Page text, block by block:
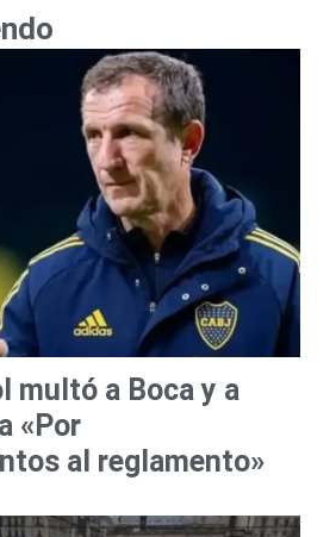
multó a Boca y a
«Por
al reglamento»